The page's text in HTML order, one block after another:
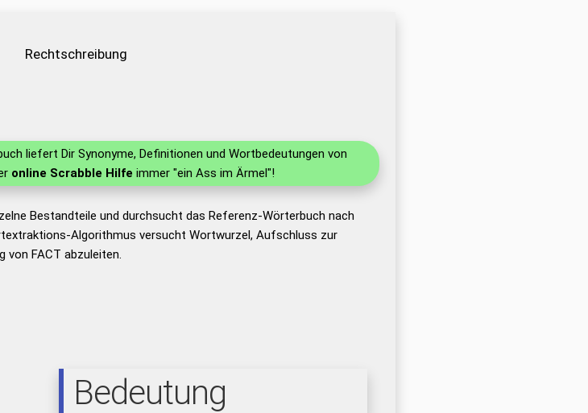
Rechtschreibung
liefert Dir Synonyme, Definitionen und Wortbedeutungen von
online Scrabble Hilfe immer "ein Ass im Ärmel"!
Bestandteile und durchsucht das Referenz-Wörterbuch nach
Algorithmus versucht Wortwurzel, Aufschluss zur
von FACT abzuleiten.
Bedeutung